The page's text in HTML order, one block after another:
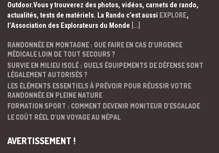
Outdoor.Vous y trouverez des photos, vidéos, carnets de rando,
actualités, tests de matériels. La Rando c’est aussi EXPLORE,
l’Association des Explorateurs du Monde […]
RANDONNÉE EN MONTAGNE : QUE FAIRE EN CAS D’URGENCE
MÉDICALE LOIN DE TOUT SECOURS ?
SURVIE EN MILIEU ISOLÉ : QUELS ÉQUIPEMENTS DE DÉFENSE SONT
LÉGALEMENT AUTORISÉS ?
LES ÉLÉMENTS ESSENTIELS À PRÉVOIR POUR RÉUSSIR VOTRE
RANDONNÉE EN PLEINE NATURE
FORMATION SPORT : COMMENT DEVENIR MONITEUR D’ESCALADE
LE COÛT RÉEL D’UN VOYAGE AU NÉPAL
AVERTISSEMENT !